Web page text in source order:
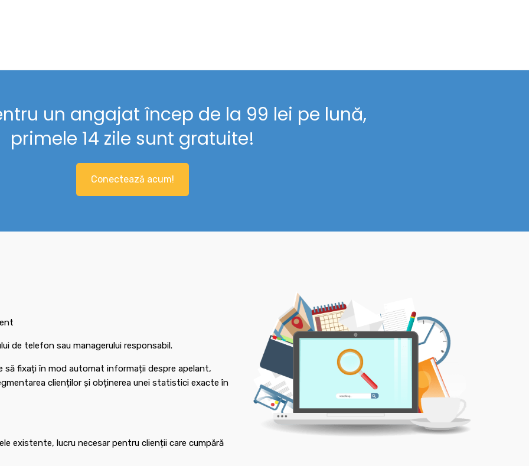
un angajat încep de la 99 lei pe lună,
primele 14 zile sunt gratuite!
Conectează acum!
de telefon sau managerului responsabil.
să fixați în mod automat informații despre apelant,
clienților și obținerea unei statistici exacte în
existente, lucru necesar pentru clienții care cumpără